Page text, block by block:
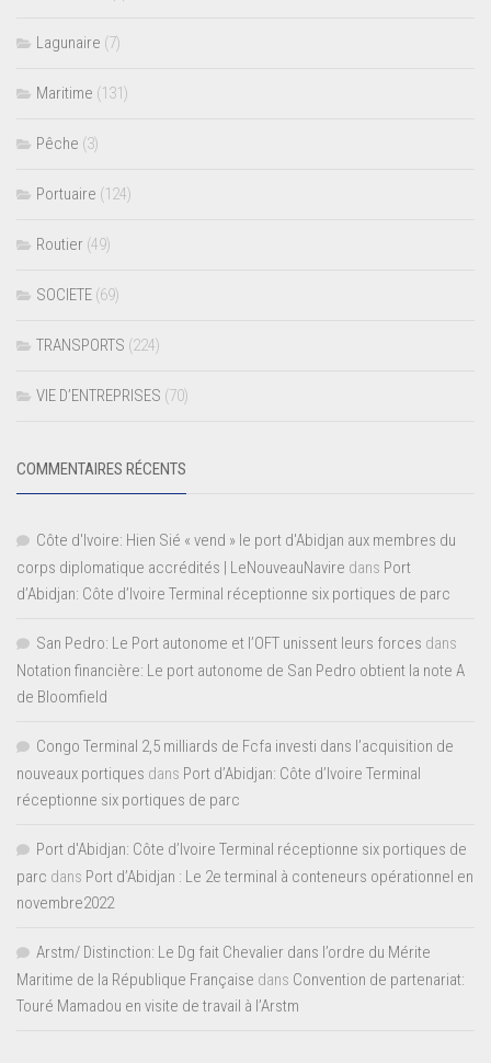
Lagunaire (7)
Maritime (131)
Pêche (3)
Portuaire (124)
Routier (49)
SOCIETE (69)
TRANSPORTS (224)
VIE D’ENTREPRISES (70)
COMMENTAIRES RÉCENTS
Côte d'Ivoire: Hien Sié « vend » le port d'Abidjan aux membres du
corps diplomatique accrédités | LeNouveauNavire dans Port
d’Abidjan: Côte d’Ivoire Terminal réceptionne six portiques de parc
San Pedro: Le Port autonome et l’OFT unissent leurs forces dans
Notation financière: Le port autonome de San Pedro obtient la note A
de Bloomfield
Congo Terminal 2,5 milliards de Fcfa investi dans l’acquisition de
nouveaux portiques dans Port d’Abidjan: Côte d’Ivoire Terminal
réceptionne six portiques de parc
Port d'Abidjan: Côte d’Ivoire Terminal réceptionne six portiques de
parc dans Port d’Abidjan : Le 2e terminal à conteneurs opérationnel en
novembre2022
Arstm/ Distinction: Le Dg fait Chevalier dans l’ordre du Mérite
Maritime de la République Française dans Convention de partenariat:
Touré Mamadou en visite de travail à l’Arstm